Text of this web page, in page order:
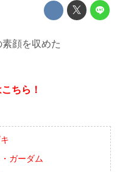
顔を収めた
ちら！
ガーダム